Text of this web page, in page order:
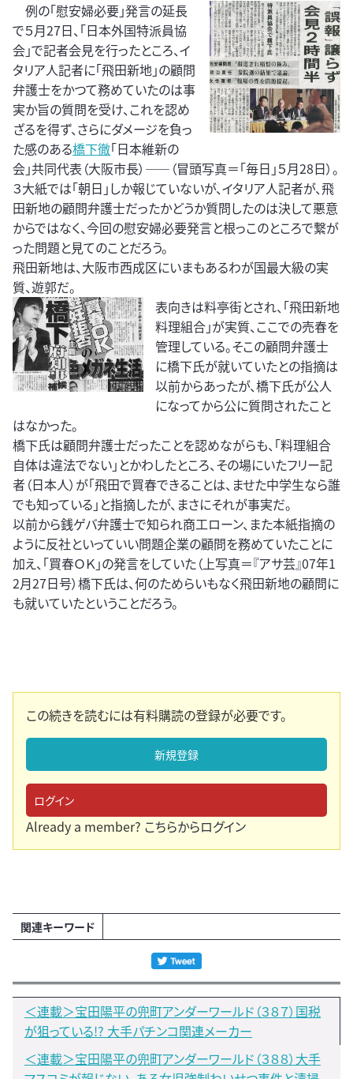
例の「慰安婦必要」発言の延長
で５月27日、「日本外国特派員協
会」で記者会見を行ったところ、イ
タリア人記者に「飛田新地」の顧問
弁護士をかつて務めていたのは事
実か旨の質問を受け、これを認め
ざるを得ず、さらにダメージを負っ
た感のある橋下徹「日本維新の
会」共同代表（大阪市長）――（冒頭写真＝「毎日」５月28日）。
３大紙では「朝日」しか報じていないが、イタリア人記者が、飛
田新地の顧問弁護士だったかどうか質問したのは決して悪意
からではなく、今回の慰安婦必要発言と根っこのところで繋が
った問題と見てのことだろう。
飛田新地は、大阪市西成区にいまもあるわが国最大級の実
質、遊郭だ。
表向きは料亭街とされ、「飛田新地
料理組合」が実質、ここでの売春を
管理している。そこの顧問弁護士
に橋下氏が就いていたとの指摘は
以前からあったが、橋下氏が公人
になってから公に質問されたこと
はなかった。
橋下氏は顧問弁護士だったことを認めながらも、「料理組合
自体は違法でない」とかわしたところ、その場にいたフリー記
者（日本人）が「飛田で買春できることは、ませた中学生なら誰
でも知っている」と指摘したが、まさにそれが事実だ。
以前から銭ゲバ弁護士で知られ商工ローン、また本紙指摘の
ように反社といっていい問題企業の顧問を務めていたことに
加え、「買春ＯＫ」の発言をしていた（上写真＝『アサ芸』07年1
2月27日号）橋下氏は、何のためらいもなく飛田新地の顧問に
も就いていたということだろう。
この続きを読むには有料購読の登録が必要です。
新規登録
ログイン
Already a member? こちらからログイン
関連キーワード
＜連載＞宝田陽平の兜町アンダーワールド（３８７）国税
が狙っている!? 大手パチンコ関連メーカー
＜連載＞宝田陽平の兜町アンダーワールド（３８８）大手